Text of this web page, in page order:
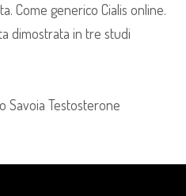
Come generico Cialis online.
dimostrata in tre studi